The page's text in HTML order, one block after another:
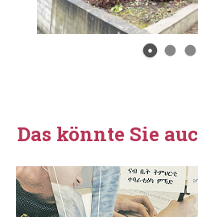
Das könnte Sie